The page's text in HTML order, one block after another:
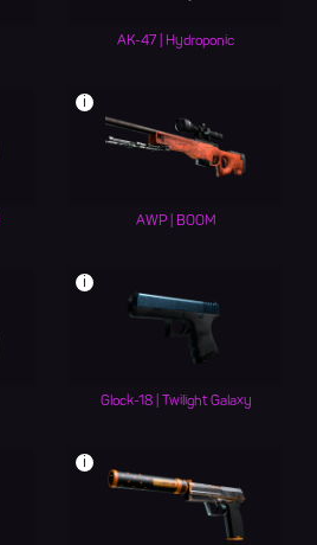
AK-47 | Hydroponic
i
AWP | BOOM
i
Glock-18 | Twilight Galaxy
i